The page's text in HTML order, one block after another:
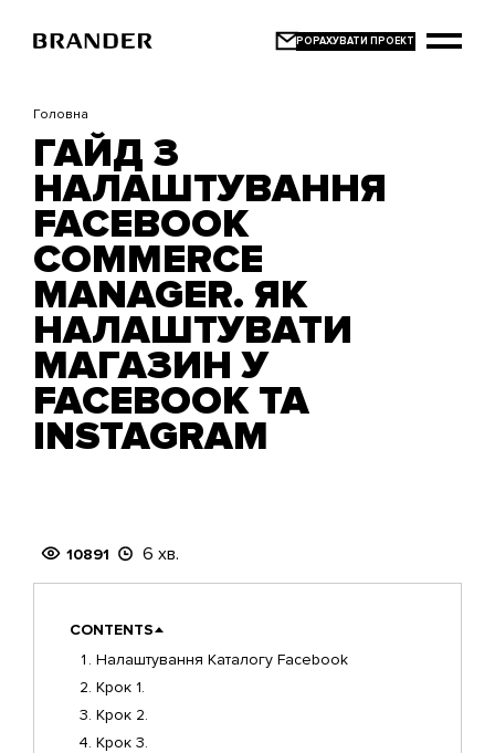
основного
Головна
ГАЙД З
НАЛАШТУВАННЯ
FACEBOOK
COMMERCE
MANAGER. ЯК
НАЛАШТУВАТИ
МАГАЗИН У
FACEBOOK ТА
INSTAGRAM
10891 6 хв.
CONTENTS
Налаштування Каталогу Facebook
Крок 1.
Крок 2.
Крок 3.